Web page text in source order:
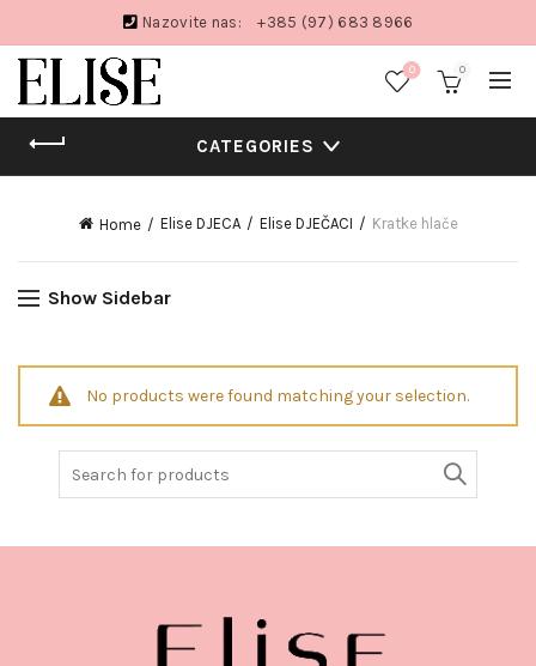
Nazovite nas: +385 (97) 683 8966
0 0
CATEGORIES
Home Elise DJECA Elise DJEČACI Kratke hlače
Show Sidebar
No products were found matching your selection.